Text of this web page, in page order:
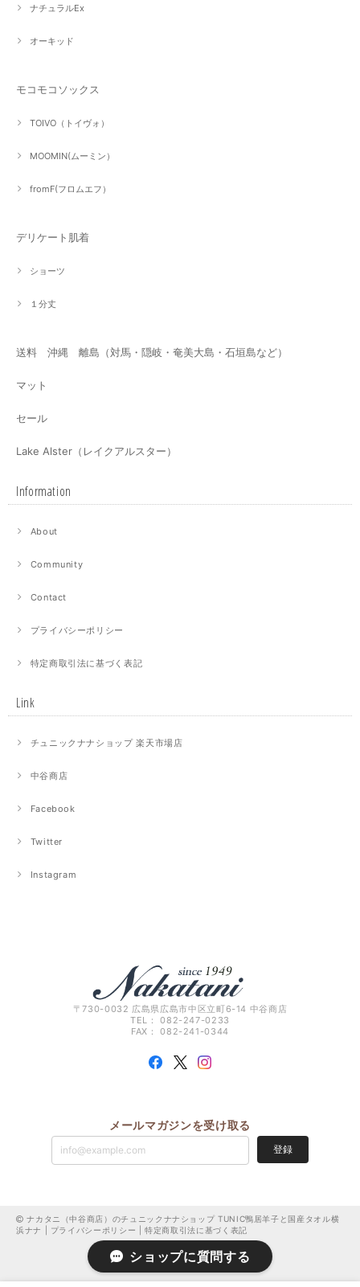
ナチュラルEx
オーキッド
モコモコソックス
TOIVO（トイヴォ）
MOOMIN(ムーミン）
fromF(フロムエフ）
デリケート肌着
ショーツ
１分丈
送料 沖縄 離島（対馬・隠岐・奄美大島・石垣島など）
マット
セール
Lake Alster（レイクアルスター）
Information
About
Community
Contact
プライバシーポリシー
特定商取引法に基づく表記
Link
チュニックナナショップ 楽天市場店
中谷商店
Facebook
Twitter
Instagram
〒730-0032 広島県広島市中区立町6-14 中谷商店
TEL： 082-247-0233
FAX： 082-241-0344
メールマガジンを受け取る
登録
ナカタニ（中谷商店）のチュニックナナショップ TUNIC鴨居羊子と国産タオル横
浜ナナ | プライバシーポリシー |特定商取引法に基づく表記
ショップに質問する